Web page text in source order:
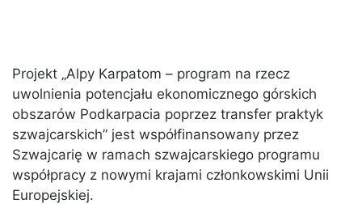
Projekt „Alpy Karpatom – program na rzecz
uwolnienia potencjału ekonomicznego górskich
obszarów Podkarpacia poprzez transfer praktyk
szwajcarskich” jest współfinansowany przez
Szwajcarię w ramach szwajcarskiego programu
współpracy z nowymi krajami członkowskimi Unii
Europejskiej.